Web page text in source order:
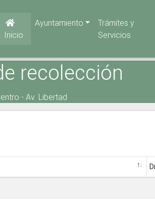
Inicio
Ayuntamiento
Trámites y
Servicios
recolección
- Av. Libertad